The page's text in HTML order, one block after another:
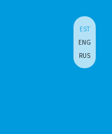
EST
ENG
RUS